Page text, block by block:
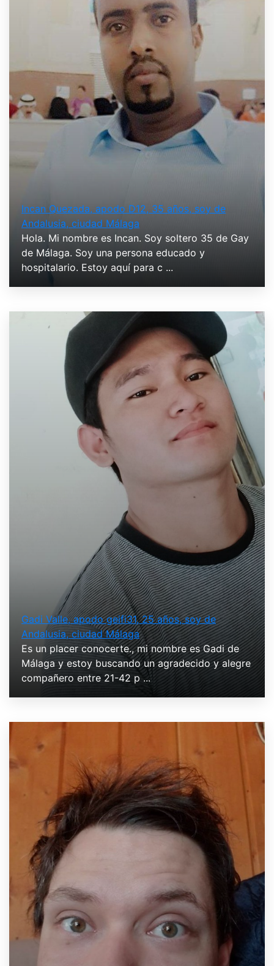
Incan Quezada, apodo D12, 35 años, soy de
Andalusia, ciudad Málaga
Hola. Mi nombre es Incan. Soy soltero 35 de Gay
de Málaga. Soy una persona educado y
hospitalario. Estoy aquí para c ...
Gadi Valle, apodo geifi31, 25 años, soy de
Andalusia, ciudad Málaga
Es un placer conocerte., mi nombre es Gadi de
Málaga y estoy buscando un agradecido y alegre
compañero entre 21-42 p ...